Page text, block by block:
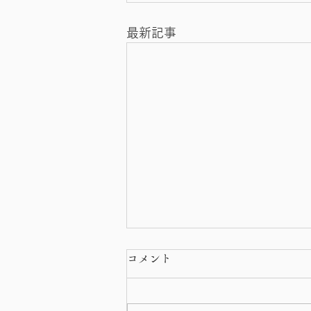
最新記事
休診のお知らせ
21日（木曜日）から25日（月曜
コメント